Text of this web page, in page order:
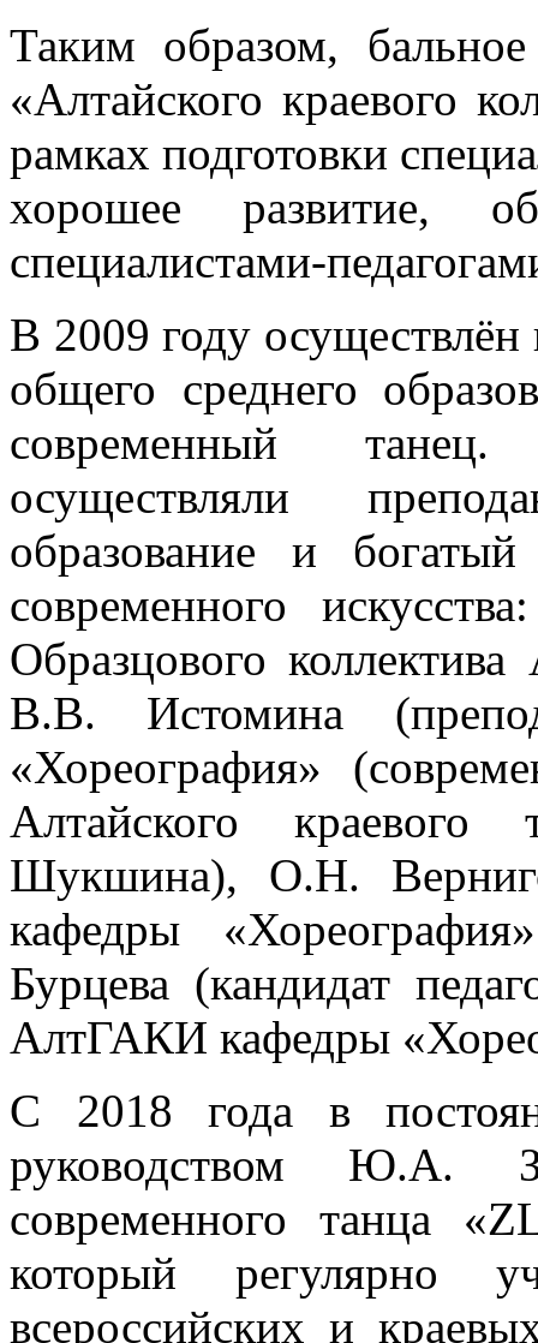
Таким образом, бальное
«Алтайского краевого
рамках подготовки
хорошее развитие,
специалистами-
В 2009 году осуществлён
общего среднего
современный танец.
осуществляли
образование и
современного
Образцового
В.В. Истомина
«Хореография»
Алтайского
Шукшина), О.Н.
кафедры
Бурцева (кандидат
АлтГАКИ кафедры
С 2018 года в
руководством Ю.А.
современного танца «
который регулярно
всероссийских и